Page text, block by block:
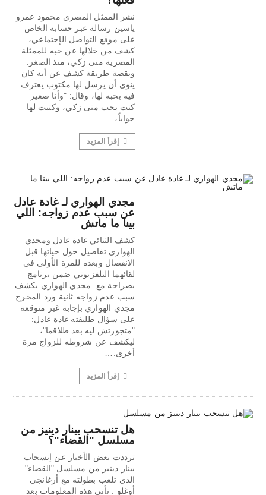
نشر الممثل المصري محمود عمرو
ياسين رسالة عبر حسابه الخاص
على موقع التواصل الإجتماعي،
كشف من خلالها عن حبه للممثلة
المصرية منى زكي، منذ الصغر.
وبقصة طريقة كشف عن أنه كان
ينوي أن يرسل لها مكتوب يعترف
فيه بحبه لها، وقال: "وأنا صغير
كنت بحب منى زكي، وكتبت لها
جواباً،…
إقرأ المزيد
مجدي الهواري لـ غادة عادل
عن سبب عدم زواجه: اللي
بينا ما ماتش
كشف الثنائي غادة عادل ومجدي
الهواري تفاصيل حول حياتها قبل
الانفصال وبعده للمرة الأولى في
لقائهما التلفزيوني ضمن برنامج
بصراحة مع. مجدي الهواري يكشف
سبب عدم زواجه ثانية ورد المخرج
مجدي الهواري بإجابة غير متوقعة
على سؤال طليقته غادة عادل:
"متجوزتش ليه بعد طلاقما"،
ليكشف عن شروطه للزواج مرة
أخرى.…
إقرأ المزيد
هل تنسحب بينار دينيز من
مسلسل "القضاء"؟
ترددت بعض الأخبار عن إنسحاب
بينار دينيز من مسلسل "القضاء"
الذي تلعب بطولته مع أرغانجي
أوغلو . تأتي هذه المعلومات بعد